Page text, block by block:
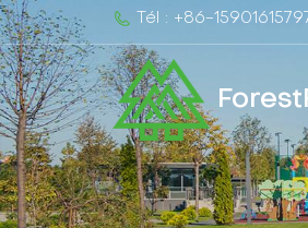
Tél : +86-